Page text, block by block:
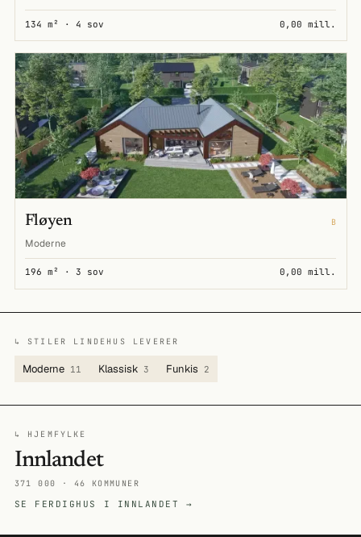
134 m² · 4 sov 0,00 mill.
Fløyen B
Moderne
196 m² · 3 sov 0,00 mill.
↳ STILER LINDEHUS LEVERER
Moderne 11 Klassisk 3 Funkis 2
↳ HJEMFYLKE
Innlandet
371 000 · 46 KOMMUNER
SE FERDIGHUS I INNLANDET →